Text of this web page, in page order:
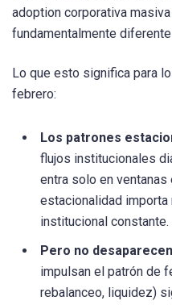
adoption corporativa
fundamentalmente
Lo que esto significa para
febrero:
Los patrones
flujos institucionales
entra solo en
estacionalidad importa
institucional constante.
Pero no
impulsan el patrón de
rebalanceo, liquidez)